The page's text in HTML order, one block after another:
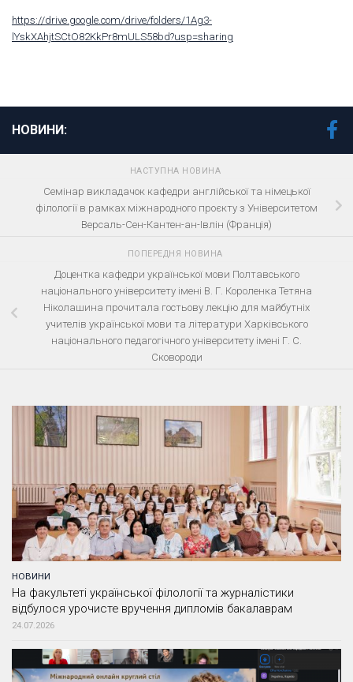
https://drive.google.com/drive/folders/1Ag3-
lYskXAhjtSCtO82KkPr8mULS58bd?usp=sharing
НОВИНИ:
НАСТУПНА НОВИНА
Семінар викладачок кафедри англійської та німецької
філології в рамках міжнародного проєкту з Університетом
Версаль-Сен-Кантен-ан-Івлін (Франція)
ПОПЕРЕДНЯ НОВИНА
Доцентка кафедри української мови Полтавського
національного університету імені В. Г. Короленка Тетяна
Ніколашина прочитала гостьову лекцію для майбутніх
учителів української мови та літератури Харківського
національного педагогічного університету імені Г. С.
Сковороди
НОВИНИ
На факультеті української філології та журналістики
відбулося урочисте вручення дипломів бакалаврам
24.07.2026